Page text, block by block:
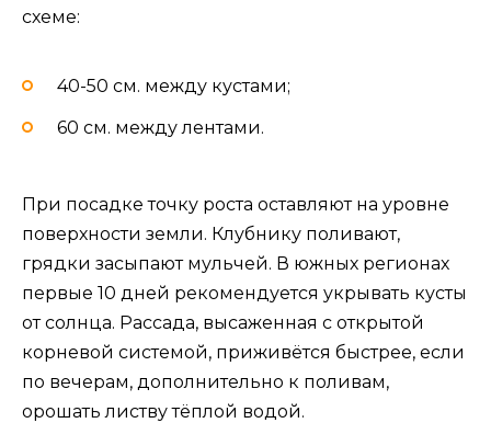
схеме:
40-50 см. между кустами;
60 см. между лентами.
При посадке точку роста оставляют на уровне
поверхности земли. Клубнику поливают,
грядки засыпают мульчей. В южных регионах
первые 10 дней рекомендуется укрывать кусты
от солнца. Рассада, высаженная с открытой
корневой системой, приживётся быстрее, если
по вечерам, дополнительно к поливам,
орошать листву тёплой водой.